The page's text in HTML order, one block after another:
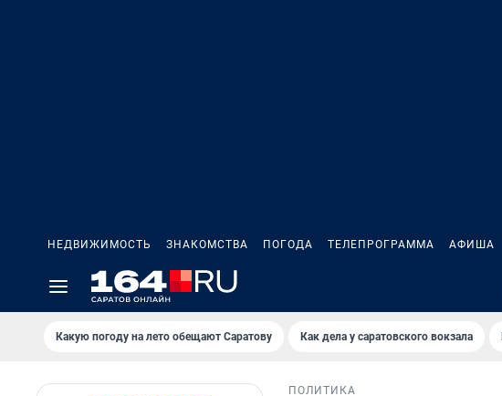
НЕДВИЖИМОСТЬ ЗНАКОМСТВА ПОГОДА ТЕЛЕПРОГРАММА АФИША
Какую погоду на лето обещают Саратову Как дела у саратовского вокзала
ПОЛИТИКА